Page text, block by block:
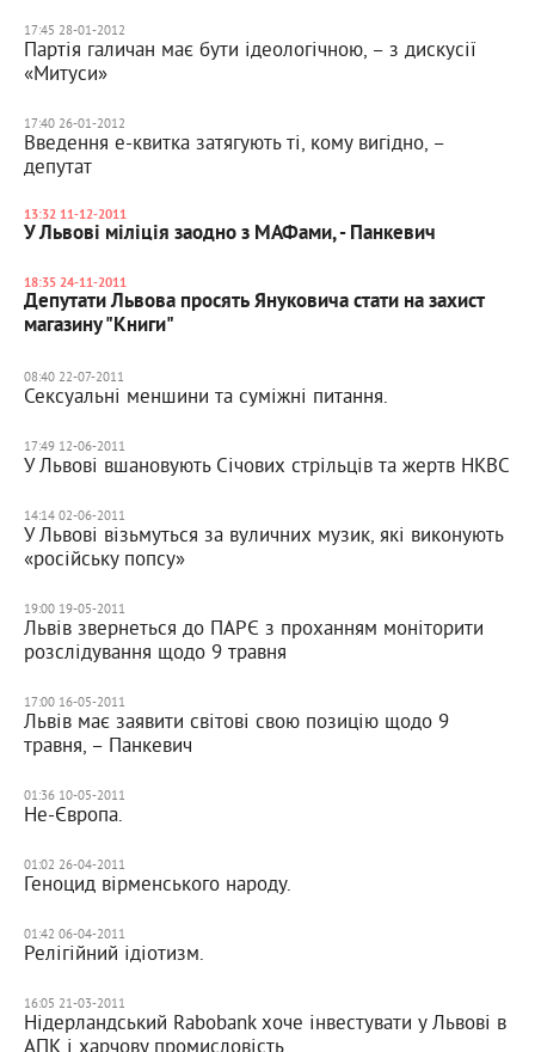
17:45 28-01-2012
Партія галичан має бути ідеологічною, – з дискусії
«Митуси»
17:40 26-01-2012
Введення е-квитка затягують ті, кому вигідно, –
депутат
13:32 11-12-2011
У Львові міліція заодно з МАФами, - Панкевич
18:35 24-11-2011
Депутати Львова просять Януковича стати на захист
магазину "Книги"
08:40 22-07-2011
Сексуальні меншини та суміжні питання.
17:49 12-06-2011
У Львові вшановують Січових стрільців та жертв НКВС
14:14 02-06-2011
У Львові візьмуться за вуличних музик, які виконують
«російську попсу»
19:00 19-05-2011
Львів звернеться до ПАРЄ з проханням моніторити
розслідування щодо 9 травня
17:00 16-05-2011
Львів має заявити світові свою позицію щодо 9
травня, – Панкевич
01:36 10-05-2011
Не-Європа.
01:02 26-04-2011
Геноцид вірменського народу.
01:42 06-04-2011
Релігійний ідіотизм.
16:05 21-03-2011
Нідерландський Rabobank хоче інвестувати у Львові в
АПК і харчову промисловість